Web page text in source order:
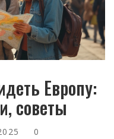
Европу:
советы
0